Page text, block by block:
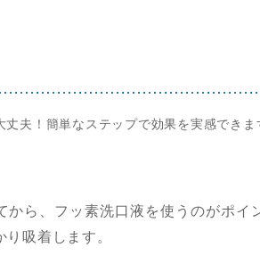
丈夫！簡単なステップで効果を実感できま
から、フッ素洗口液を使うのがポイ
吸着します。